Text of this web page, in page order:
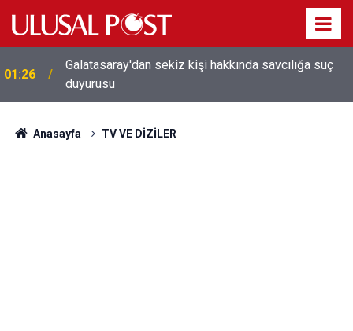
01:26
Galatasaray'dan sekiz kişi hakkında savcılığa suç
duyurusu
Anasayfa TV VE DİZİLER